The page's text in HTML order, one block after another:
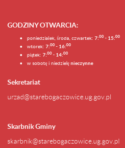
GODZINY OTWARCIA:
poniedziałek, środa, czwartek: 7:00 - 15:00
wtorek: 7:00 - 16:00
piątek: 7:00 - 14:00
w sobotę i niedzielę nieczynne
Sekretariat
urzad@starebogaczowice.ug.gov.pl
Skarbnik Gminy
skarbnik@starebogaczowice.ug.gov.pl